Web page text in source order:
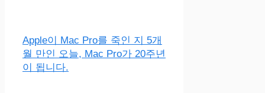
Apple이 Mac Pro를 죽인 지 5개
월 만인 오늘, Mac Pro가 20주년
이 됩니다.